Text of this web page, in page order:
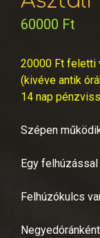
60000 Ft
20000 Ft feletti
(kivéve antik
14 nap
Szépen
Egy
Felhúzókulcs